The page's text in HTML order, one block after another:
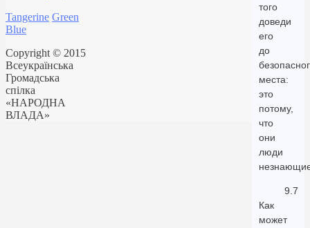
того
доведи
его
до
места:
это
потому,
что
они
люди
9.7
Как
может
Tangerine Green
Blue
Copyright © 2015
Всеукраїнська
Громадська
спілка
«НАРОДНА
ВЛАДА»